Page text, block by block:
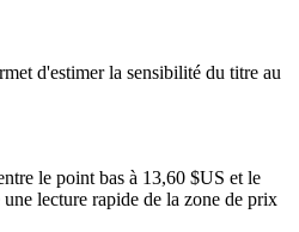
d'estimer la sensibilité du titre au
le point bas à 13,60 $US et le
lecture rapide de la zone de prix